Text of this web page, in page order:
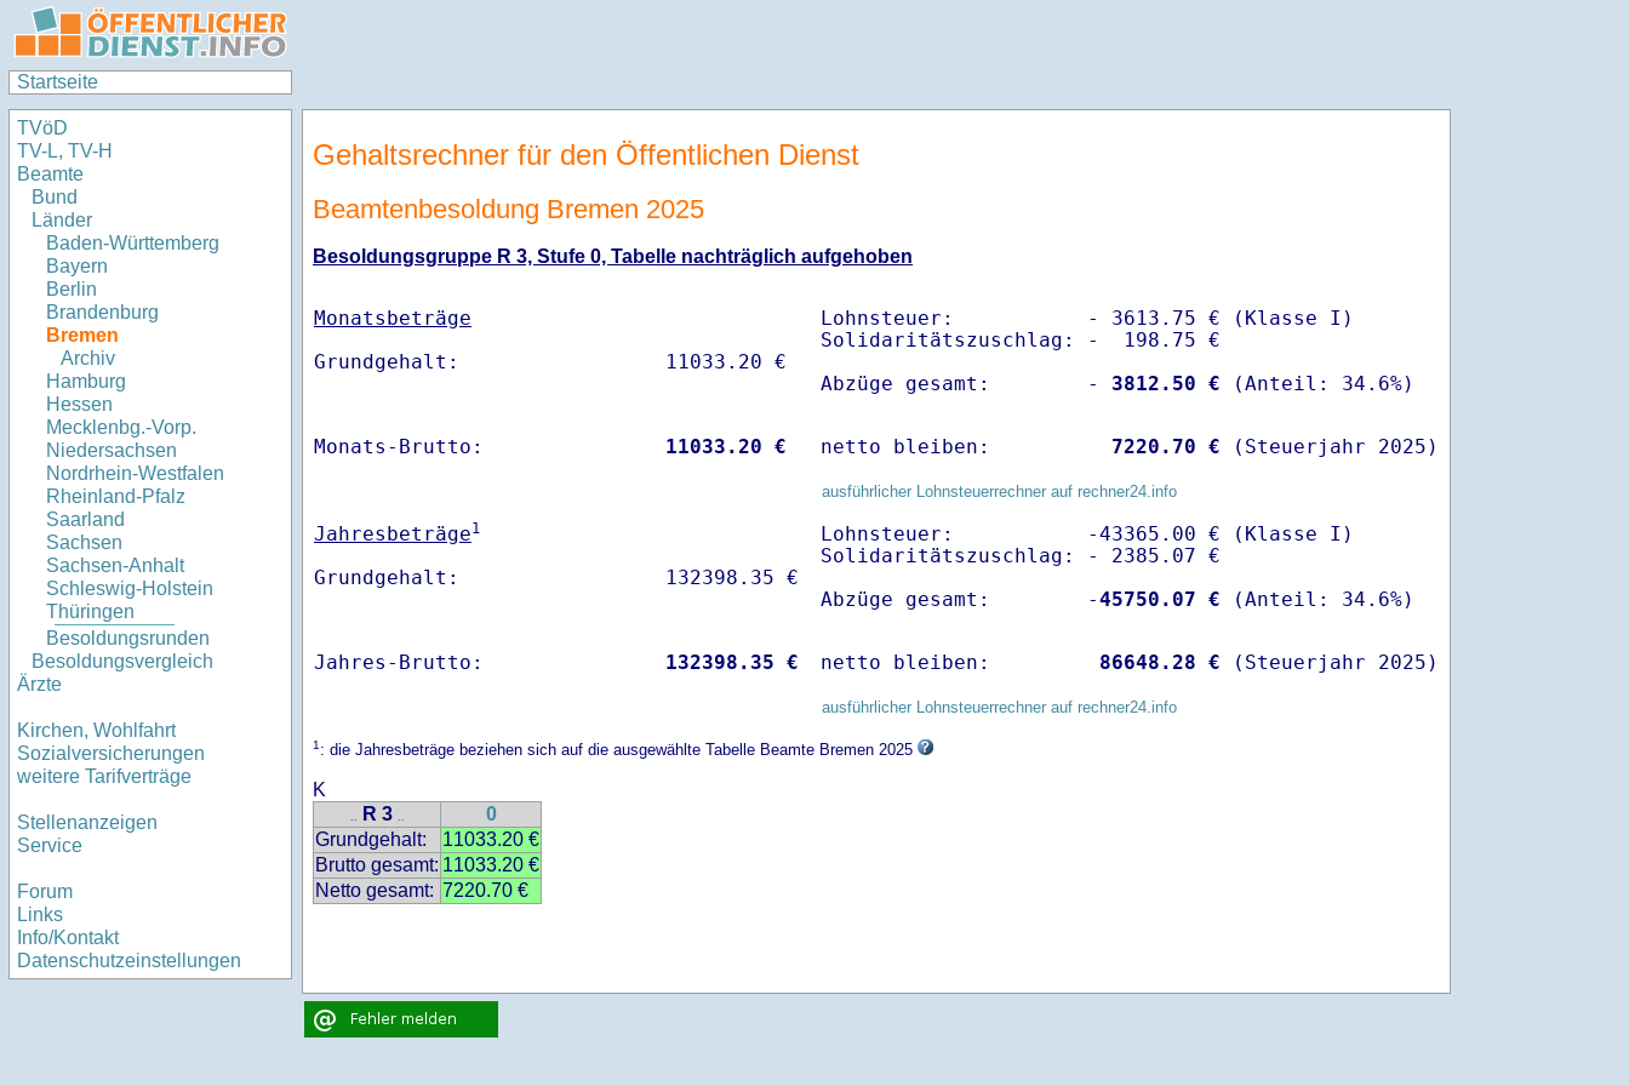
Startseite
TVöD
TV-L, TV-H
Beamte
Bund
Länder
Baden-Württemberg
Bayern
Berlin
Brandenburg
Bremen
Archiv
Hamburg
Hessen
Mecklenbg.-Vorp.
Niedersachsen
Nordrhein-Westfalen
Rheinland-Pfalz
Saarland
Sachsen
Sachsen-Anhalt
Schleswig-Holstein
Thüringen
Besoldungsrunden
Besoldungsvergleich
Ärzte
Kirchen, Wohlfahrt
Sozialversicherungen
weitere Tarifverträge
Stellenanzeigen
Service
Forum
Links
Info/Kontakt
Datenschutzeinstellungen
Gehaltsrechner für den Öffentlichen Dienst
Beamtenbesoldung Bremen 2025
Besoldungsgruppe R 3, Stufe 0, Tabelle nachträglich aufgehoben
Monatsbeträge
Lohnsteuer:           - 3613.75 € (Klasse I)
Solidaritätszuschlag: -  198.75 €
Abzüge gesamt:        -
3812.50 €
Monats-Brutto: 11033.20 € netto bleiben: 7220.70 € (Steuerjahr 2025)
ausführlicher Lohnsteuerrechner auf rechner24.info
Jahresbeträge1
Lohnsteuer:           -43365.00 € (Klasse I)
Solidaritätszuschlag: - 2385.07 €
Abzüge gesamt:        -45750.07 €
Jahres-Brutto: 132398.35 € netto bleiben: 86648.28 € (Steuerjahr 2025)
ausführlicher Lohnsteuerrechner auf rechner24.info
1: die Jahresbeträge beziehen sich auf die ausgewählte Tabelle Beamte Bremen 2025
K
.. R 3 ..
0
Grundgehalt:
11033.20 €
Brutto gesamt: 11033.20 €
Netto gesamt: 7220.70 €